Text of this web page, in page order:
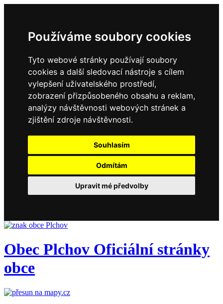
Používáme soubory cookies
Tyto webové stránky používají soubory
cookies a další sledovací nástroje s cílem
vylepšení uživatelského prostředí,
zobrazení přizpůsobeného obsahu a reklam,
analýzy návštěvnosti webových stránek a
zjištění zdroje návštěvnosti.
Souhlasím
Odmítám
Upravit mé předvolby
Obec Plchov Oficiální stránky
obce